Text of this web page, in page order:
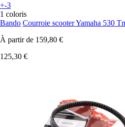
+-3
1 coloris
Bando Courroie scooter Yamaha 530
À partir de 159,80 €
125,30 €